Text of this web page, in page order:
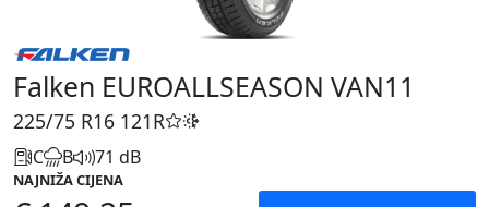
Falken EUROALLSEASON VAN11
225/75 R16 121R
C B 71 dB
NAJNIŽA CIJENA